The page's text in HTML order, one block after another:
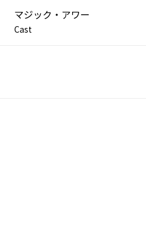
マジック・アワー
Cast